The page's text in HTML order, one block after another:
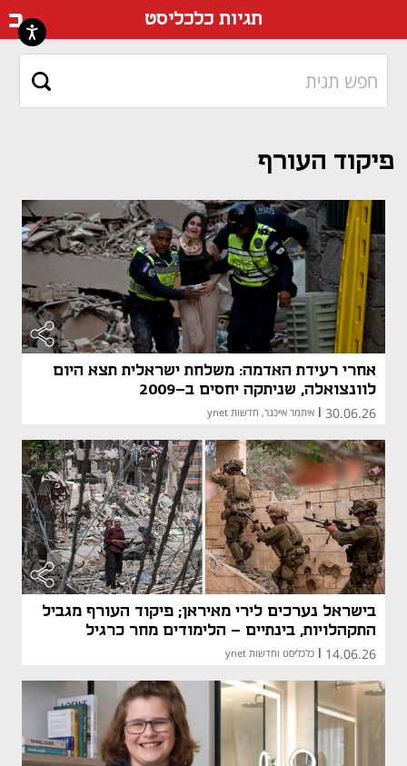
תגיות כלכליסט
פיקוד העורף
אחרי רעידת האדמה: משלחת ישראלית תצא היום
לוונצואלה, שניתקה יחסים ב-2009
30.06.26 איתמר אייכנר, חדשות ynet
בישראל נערכים לירי מאיראן; פיקוד העורף מגביל
התקהלויות, בינתיים - הלימודים מחר כרגיל
14.06.26 כלכליסט וחדשות ynet